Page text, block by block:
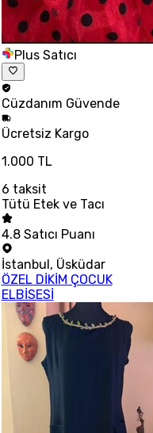
Plus Satıcı
Cüzdanım Güvende
Ücretsiz Kargo
1.000 TL
6 taksit
Tütü Etek ve Tacı
4.8 Satıcı Puanı
İstanbul, Üsküdar
ÖZEL DİKİM ÇOCUK
ELBİSESİ